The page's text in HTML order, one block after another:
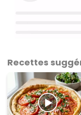
Recettes